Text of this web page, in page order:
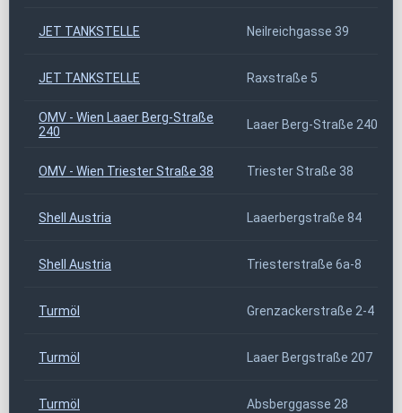
JET TANKSTELLE Neilreichgasse 39
JET TANKSTELLE Raxstraße 5
OMV - Wien Laaer Berg-Straße
240
Laaer Berg-Straße 240
OMV - Wien Triester Straße 38 Triester Straße 38
Shell Austria Laaerbergstraße 84
Shell Austria Triesterstraße 6a-8
Turmöl Grenzackerstraße 2-4
Turmöl Laaer Bergstraße 207
Turmöl Absberggasse 28